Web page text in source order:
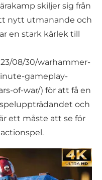
skiljer sig från
nytt utmanande och
en stark kärlek till
08/30/warhammer-
gameplay-
of-war/) för att få en
och
ett måste att se för